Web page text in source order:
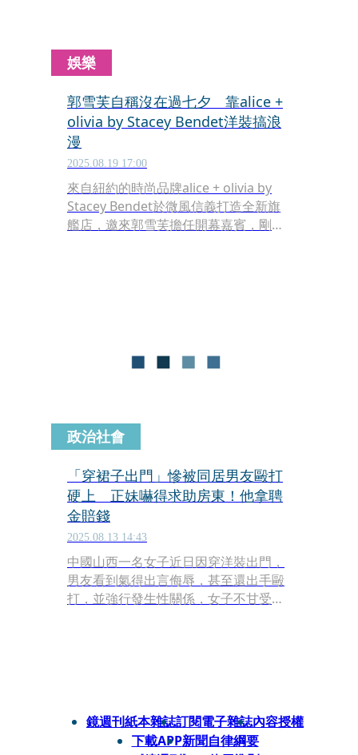
娛樂
郭雪芙自稱沒在過七夕 靠alice +
olivia by Stacey Bendet洋裝搞浪
漫
2025.08.19 17:00
來自紐約的時尚品牌alice + olivia by
Stacey Bendet於微風信義打造全新旗
艦店，邀來郭雪芙擔任開幕嘉賓，剛從
政治社會
「穿裙子出門」慘被同居男友毆打
硬上 正妹嚇得求助房東！他拿聘
金賠錢
2025.08.13 14:43
中國山西一名女子近日因穿洋裝出門，
男友看到氣得出言侮辱，甚至還出手毆
打，並強行發生性關係，女子不甘受辱
鏡週刊紙本雜誌訂閱電子雜誌內容授權
下載APP新聞自律綱要